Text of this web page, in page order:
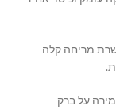
מריחה קלה
תוך שמירה על ברק